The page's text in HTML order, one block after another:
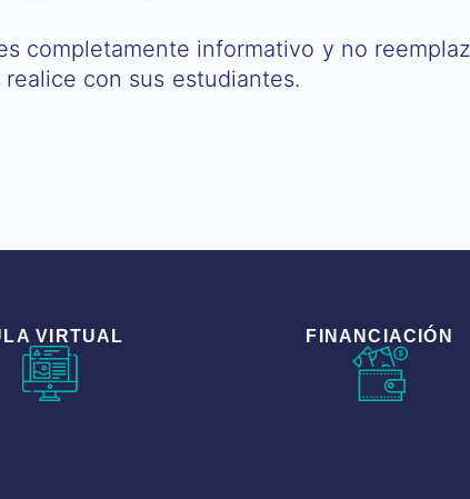
completamente informativo y no
con sus estudiantes.
VIRTUAL FINANCIACIÓN